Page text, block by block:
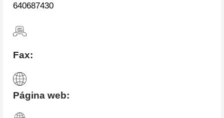
640687430
Fax:
Página web: